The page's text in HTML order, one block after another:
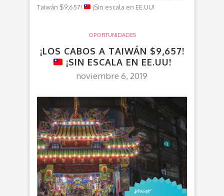
Taiwán $9,657!
¡Sin escala en EE.UU!
OPORTUNIDADES
¡LOS CABOS A TAIWÁN $9,657!
¡SIN ESCALA EN EE.UU!
noviembre 6, 2019